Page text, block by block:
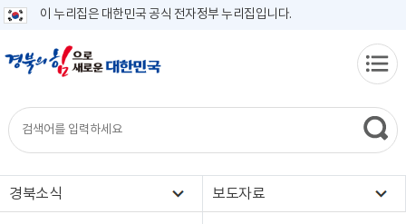
이 누리집은 대한민국 공식 전자정부 누리집입니다.
경북소식 보도자료